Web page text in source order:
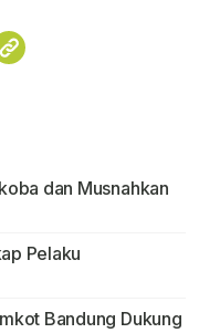
dan Musnahkan
Pelaku
Bandung Dukung